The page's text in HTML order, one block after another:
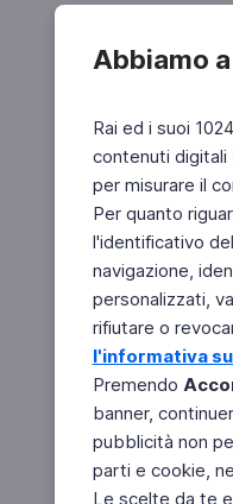
Abbiamo
Rai ed i suoi
contenuti digitali
per misurare il
Per quanto
l'identificativo
navigazione,
personalizzati,
rifiutare o
l'informativa
Premendo
banner,
pubblicità non
parti e cookie,
Le scelte da te